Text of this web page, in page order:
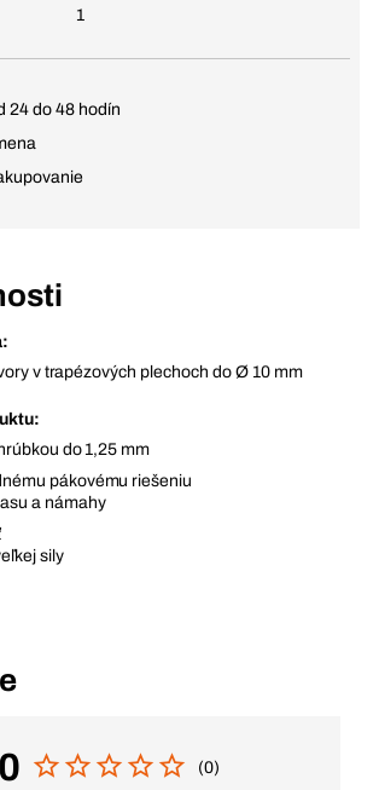
1
24 do 48 hodín
v trapézových plechoch do Ø 10 mm
do 1,25 mm
pákovému riešeniu
a námahy
sily
0 (0)